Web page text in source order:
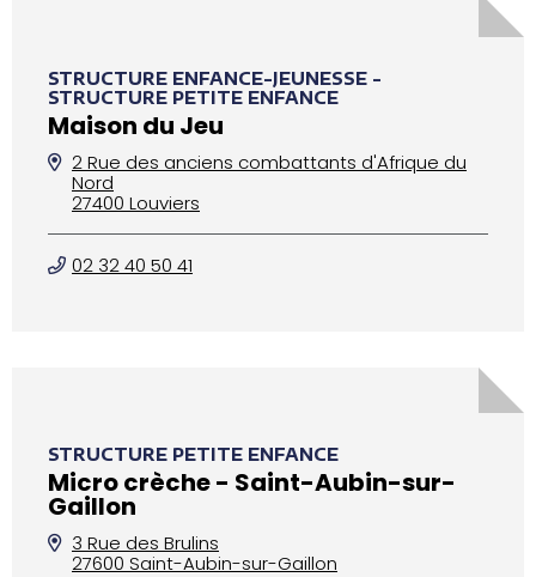
STRUCTURE ENFANCE-JEUNESSE -
STRUCTURE PETITE ENFANCE
Maison du Jeu
2 Rue des anciens combattants d'Afrique du
Nord
27400 Louviers
02 32 40 50 41
STRUCTURE PETITE ENFANCE
Micro crèche - Saint-Aubin-sur-
Gaillon
3 Rue des Brulins
27600 Saint-Aubin-sur-Gaillon